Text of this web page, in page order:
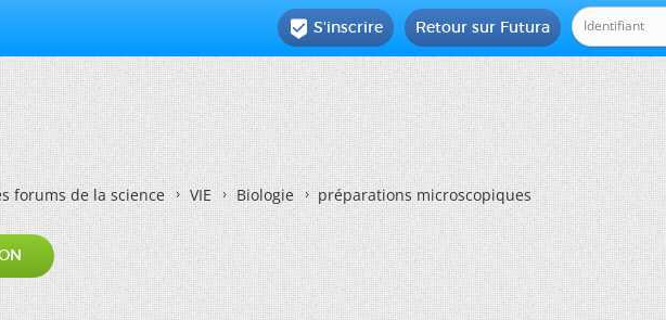
Retour sur Futura
 S'inscrire
forums de la science VIE Biologie préparations microscopiques